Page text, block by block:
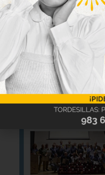
imagen para verla